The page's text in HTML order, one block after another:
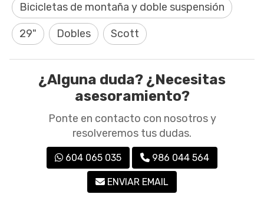
Bicicletas de montaña y doble suspensión
29" Dobles Scott
¿Alguna duda? ¿Necesitas
asesoramiento?
Ponte en contacto con nosotros y
resolveremos tus dudas.
604 065 035 986 044 564
ENVIAR EMAIL